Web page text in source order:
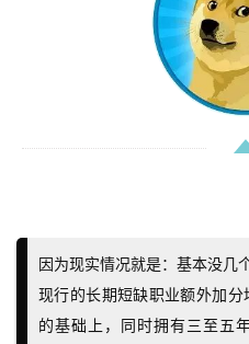
因为现实情况就是：基本没几
现行的长期短缺职业额外加
的基础上， 同时拥有三至五